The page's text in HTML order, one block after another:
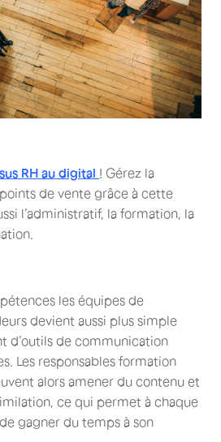
RH au digital ! Gérez la
de vente grâce à cette
l’administratif, la formation, la
les équipes de
devient aussi plus simple
d’outils de communication
Les responsables formation
alors amener du contenu et
ce qui permet à chaque
gagner du temps à son